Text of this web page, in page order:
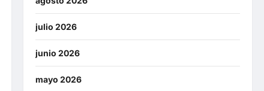
julio 2026
junio 2026
mayo 2026